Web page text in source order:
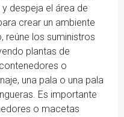
despeja el área de
crear un ambiente
reúne los suministros
plantas de
o
una pala o una pala
Es importante
o macetas